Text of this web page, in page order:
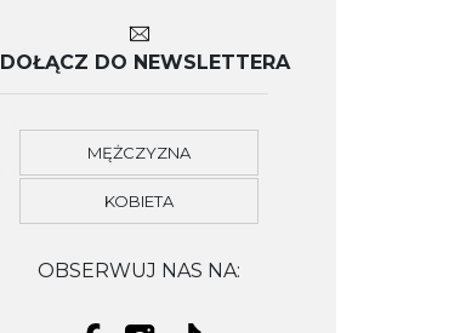
DOŁĄCZ DO NEWSLETTERA
MĘŻCZYZNA
KOBIETA
OBSERWUJ NAS NA: